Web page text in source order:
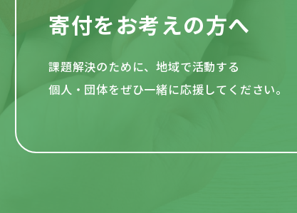
寄付をお考えの方へ
課題解決のために、地域で活動する
個人・団体をぜひ一緒に応援してください。